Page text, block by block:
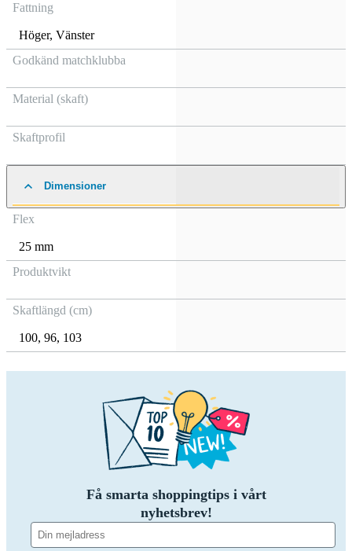
Fattning
Höger, Vänster
Godkänd matchklubba
Material (skaft)
Skaftprofil
Dimensioner
Flex
25 mm
Produktvikt
Skaftlängd (cm)
100, 96, 103
Få smarta shoppingtips i vårt
nyhetsbrev!